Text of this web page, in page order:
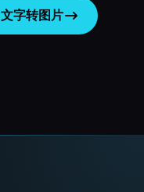
文字转图片